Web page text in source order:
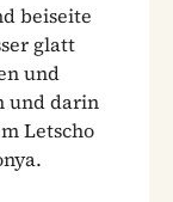
beiseite
glatt
und
und darin
Letscho